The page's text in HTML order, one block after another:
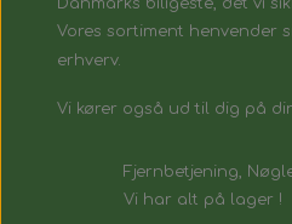
Danmarks biligeste, det vi
Vores sortiment henvender
erhverv.
Vi kører også ud til dig på
Fjernbetjening,
Vi har alt på lager !